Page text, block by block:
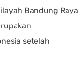
Bandung Raya
setelah